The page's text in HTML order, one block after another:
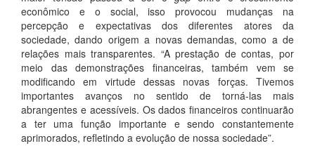
econômico e o social, isso provocou mudanças na
percepção e expectativas dos diferentes atores da
sociedade, dando origem a novas demandas, como a de
relações mais transparentes. “A prestação de contas, por
meio das demonstrações financeiras, também vem se
modificando em virtude dessas novas forças. Tivemos
importantes avanços no sentido de torná-las mais
abrangentes e acessíveis. Os dados financeiros continuarão
a ter uma função importante e sendo constantemente
aprimorados, refletindo a evolução de nossa sociedade”.